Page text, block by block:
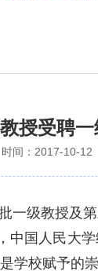
授受聘
时间：2017-10-12
级教授及
国人民大
学校赋予的崇